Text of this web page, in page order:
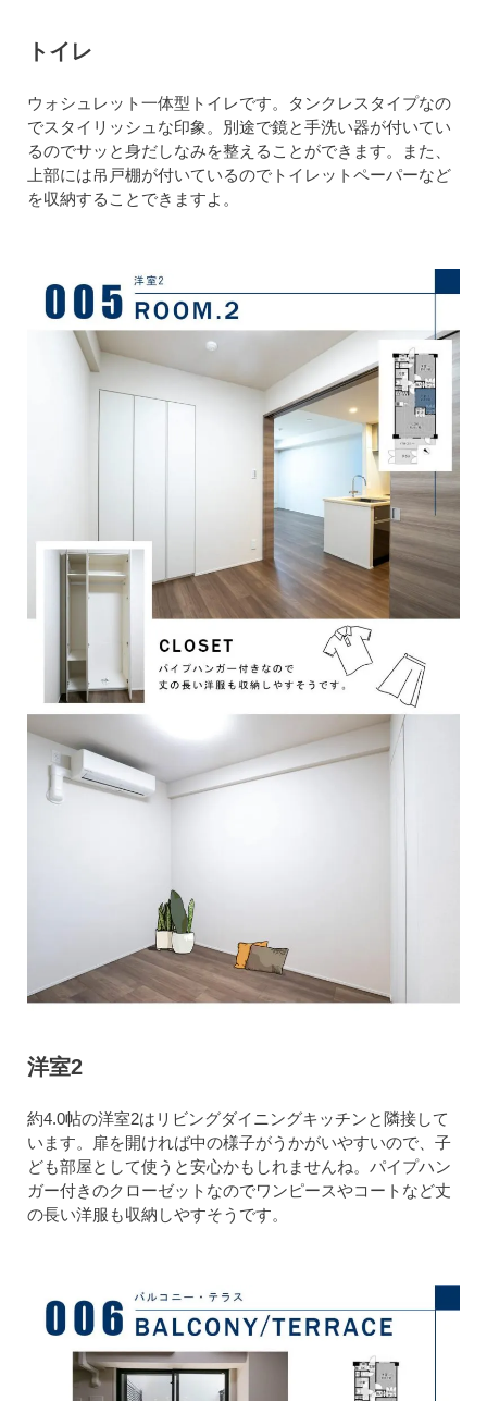
トイレ
ウォシュレット一体型トイレです。タンクレスタイプなの
でスタイリッシュな印象。別途で鏡と手洗い器が付いてい
るのでサッと身だしなみを整えることができます。また、
上部には吊戸棚が付いているのでトイレットペーパーなど
を収納することできますよ。
洋室2
約4.0帖の洋室2はリビングダイニングキッチンと隣接して
います。扉を開ければ中の様子がうかがいやすいので、子
ども部屋として使うと安心かもしれませんね。パイプハン
ガー付きのクローゼットなのでワンピースやコートなど丈
の長い洋服も収納しやすそうです。